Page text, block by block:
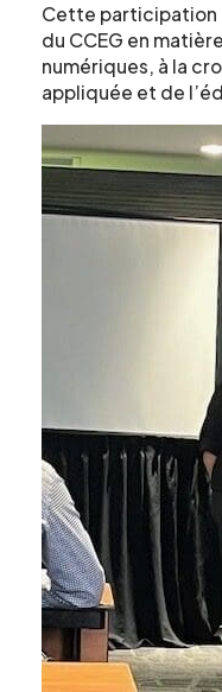
Cette participation
du CCEG en
numériques, à la
appliquée et de
Le CCEG et ses
régulièrement à
participer à ses
essais. Écrivez-
faire connaître